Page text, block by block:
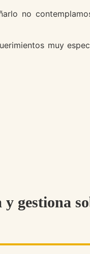
no
muy
y gestiona